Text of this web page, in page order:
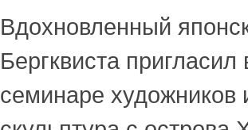
Вдохновленный
Бергквиста
семинаре художников